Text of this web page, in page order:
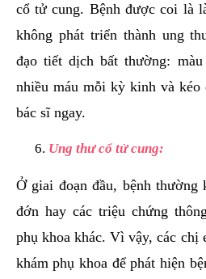
cổ tử cung. Bệnh được coi là
không phát triển thành ung
đạo tiết dịch bất thường:
nhiều máu mỗi kỳ kinh và kéo
bác sĩ ngay.
Ung thư cổ tử cung:
Ở giai đoạn đầu, bệnh thường
đớn hay các triệu chứng
phụ khoa khác. Vì vậy, các chị
khám phụ khoa để phát hiện